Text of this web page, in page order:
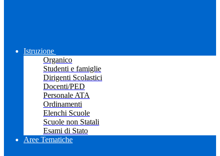
Istruzione
Organico
Studenti e famiglie
Dirigenti Scolastici
Docenti/PED
Personale ATA
Ordinamenti
Elenchi Scuole
Scuole non Statali
Esami di Stato
Aree Tematiche